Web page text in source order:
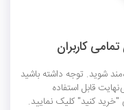
شوید. توجه داشته باشید
قابل استفاده
کنید" کلیک نمایید.